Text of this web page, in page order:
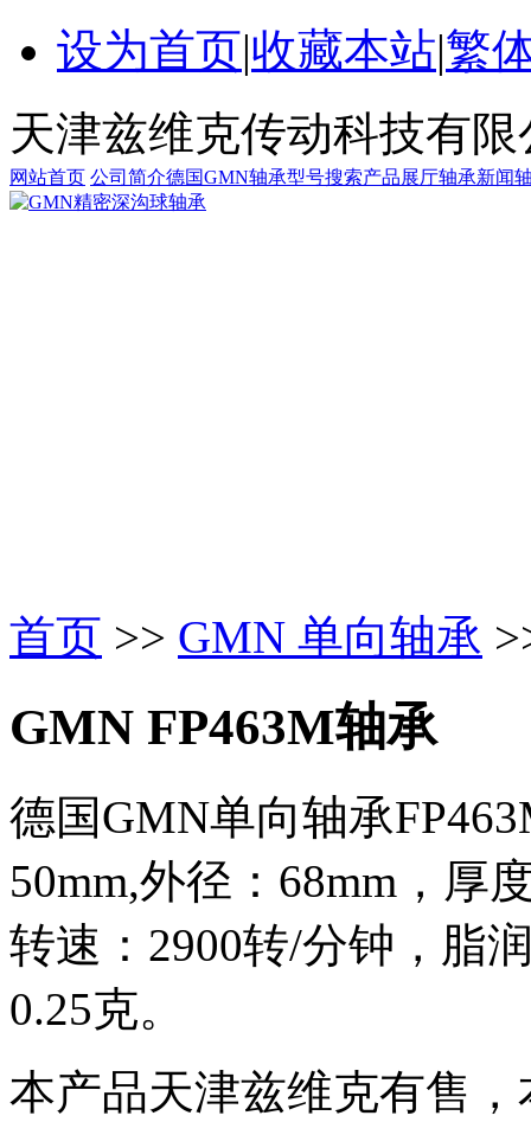
设为首页|收藏本站|繁
天津兹维克传动科技有限
网站首页 公司简介德国GMN轴承型号搜索产品展厅轴承新闻
首页 >> GMN 单向轴承
GMN FP463M轴承
德国GMN单向轴承
50mm,外径：68mm，厚
转速：2900转/分钟，脂
0.25克。
本产品天津兹维克有售